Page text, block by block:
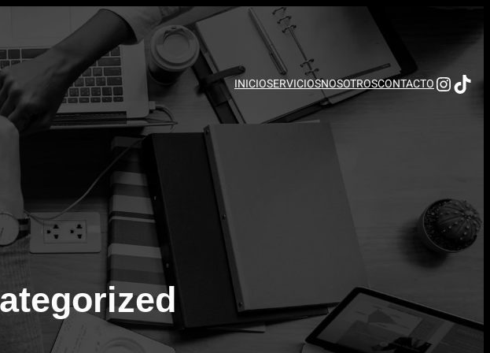
INICIOSERVICIOSNOSOTROSCONTACTOINSTAGRAMTIKTOK